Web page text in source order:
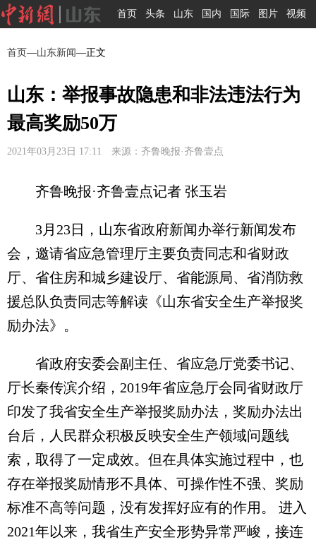
首页 头条 山东 国内 国际 图片 视频
首页—山东新闻—正文
山东：举报事故隐患和非法违法行为
最高奖励50万
2021年03月23日 17:11 来源：齐鲁晚报·齐鲁壹点
齐鲁晚报·齐鲁壹点记者 张玉岩
3月23日，山东省政府新闻办举行新闻发布
会，邀请省应急管理厅主要负责同志和省财政
厅、省住房和城乡建设厅、省能源局、省消防救
援总队负责同志等解读《山东省安全生产举报奖
励办法》。
省政府安委会副主任、省应急厅党委书记、
厅长秦传滨介绍，2019年省应急厅会同省财政厅
印发了我省安全生产举报奖励办法，奖励办法出
台后，人民群众积极反映安全生产领域问题线
索，取得了一定成效。但在具体实施过程中，也
存在举报奖励情形不具体、可操作性不强、奖励
标准不高等问题，没有发挥好应有的作用。 进入
2021年以来，我省生产安全形势异常严峻，接连